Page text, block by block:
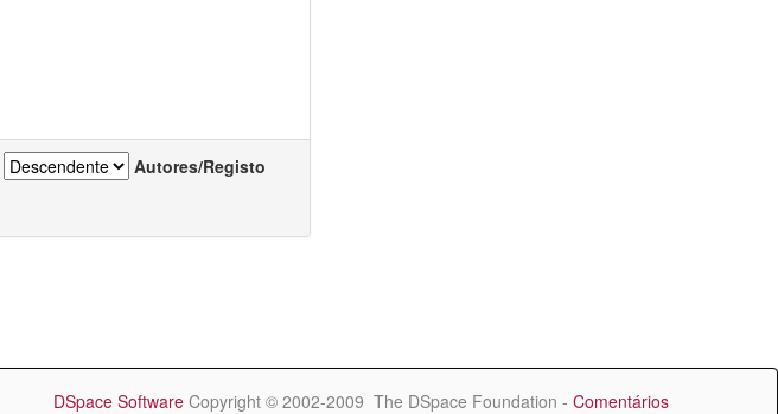
Autores/Registo
DSpace Software Copyright © 2002-2009 The DSpace Foundation - Comentários